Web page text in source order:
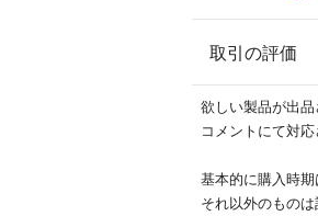
取引の評価
欲しい製品が出
コメントにて対
基本的に購入時
それ以外のもの